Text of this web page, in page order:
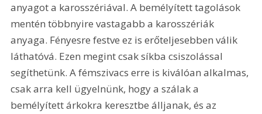
anyagot a karosszériával. A bemélyített tagolások
mentén többnyire vastagabb a karosszériák
anyaga. Fényesre festve ez is erőteljesebben válik
láthatóvá. Ezen megint csak síkba csiszolással
segíthetünk. A fémszivacs erre is kiválóan alkalmas,
csak arra kell ügyelnünk, hogy a szálak a
bemélyített árkokra keresztbe álljanak, és az